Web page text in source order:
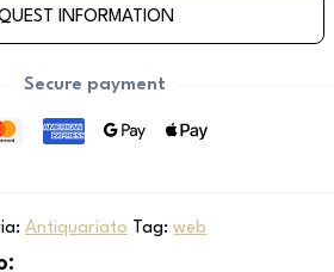
INFORMATION
Secure payment
Antiquariato Tag: web